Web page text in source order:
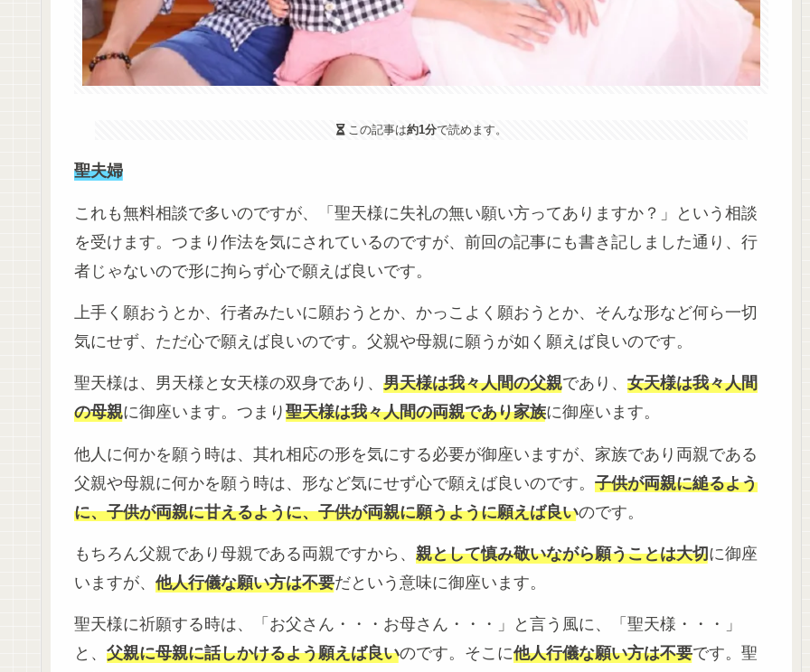
この記事は約1分で読めます。
聖夫婦
これも無料相談で多いのですが、「聖天様に失礼の無い願い方ってありますか？」という相談
を受けます。つまり作法を気にされているのですが、前回の記事にも書き記しました通り、行
者じゃないので形に拘らず心で願えば良いです。
上手く願おうとか、行者みたいに願おうとか、かっこよく願おうとか、そんな形など何ら一切
気にせず、ただ心で願えば良いのです。父親や母親に願うが如く願えば良いのです。
聖天様は、男天様と女天様の双身であり、 男天様は我々人間の父親であり、 女天様は我々人間
の母親に御座います。つまり 聖天様は我々人間の両親であり家族に御座います。
他人に何かを願う時は、其れ相応の形を気にする必要が御座いますが、家族であり両親である
父親や母親に何かを願う時は、形など気にせず心で願えば良いのです。 子供が両親に縋るよう
に、子供が両親に甘えるように、子供が両親に願うように願えば良いのです。
もちろん父親であり母親である両親ですから、 親として慎み敬いながら願うことは大切 に御座
いますが、 他人行儀な願い方は不要だという意味に御座います。
聖天様に祈願する時は、「お父さん・・・お母さん・・・」と言う風に、「聖天様・・・」
と、 父親に母親に話しかけるよう願えば良いのです。そこに他人行儀な願い方は不要です。聖